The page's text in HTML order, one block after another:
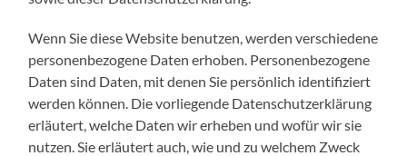
Wenn Sie diese Website benutzen, werden verschiedene
personenbezogene Daten erhoben. Personenbezogene
Daten sind Daten, mit denen Sie persönlich identifiziert
werden können. Die vorliegende Datenschutzerklärung
erläutert, welche Daten wir erheben und wofür wir sie
nutzen. Sie erläutert auch, wie und zu welchem Zweck